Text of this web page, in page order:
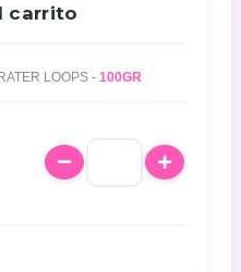
carrito
BURMAR - Gomas - BURMAR CRATER LOOPS - 100GR